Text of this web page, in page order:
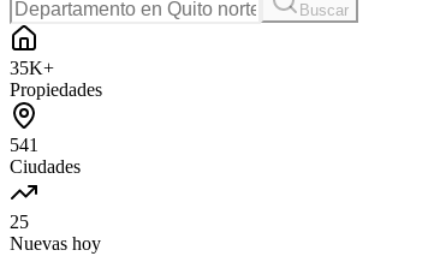
Buscar
35K+
Propiedades
541
Ciudades
25
Nuevas hoy